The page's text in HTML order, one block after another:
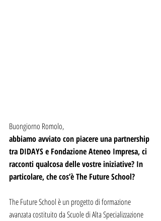
Buongiorno Romolo,
abbiamo avviato con piacere una partnership
tra DIDAYS e Fondazione Ateneo Impresa, ci
racconti qualcosa delle vostre iniziative? In
particolare, che cos’è The Future School?
The Future School è un progetto di formazione
avanzata costituito da Scuole di Alta Specializzazione